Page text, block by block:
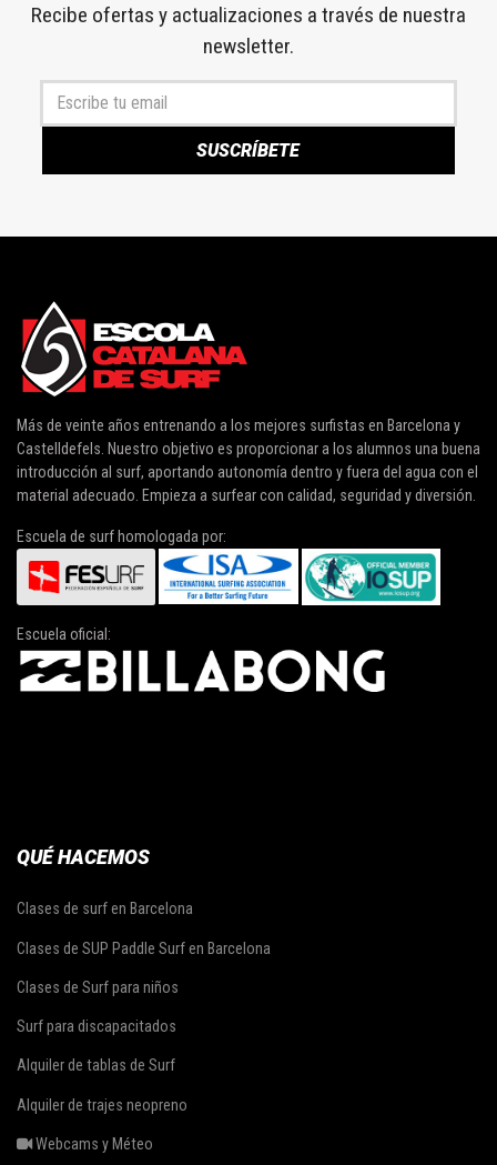
Recibe ofertas y actualizaciones a través de nuestra
newsletter.
Más de veinte años entrenando a los mejores surfistas en Barcelona y
Castelldefels. Nuestro objetivo es proporcionar a los alumnos una buena
introducción al surf, aportando autonomía dentro y fuera del agua con el
material adecuado. Empieza a surfear con calidad, seguridad y diversión.
Escuela de surf homologada por:
Escuela oficial:
QUÉ HACEMOS
Clases de surf en Barcelona
Clases de SUP Paddle Surf en Barcelona
Clases de Surf para niños
Surf para discapacitados
Alquiler de tablas de Surf
Alquiler de trajes neopreno
Webcams y Méteo